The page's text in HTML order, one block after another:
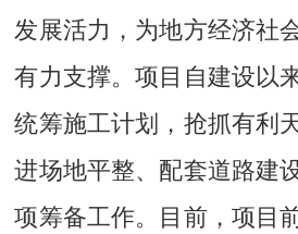
发展活力，为地方经济社
有力支撑。项目自建设以
统筹施工计划，抢抓有利
进场地平整、配套道路建
项筹备工作。目前，项目